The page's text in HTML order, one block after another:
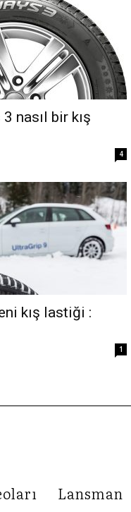
nasıl bir kış
4
kış lastiği :
1
Lansman